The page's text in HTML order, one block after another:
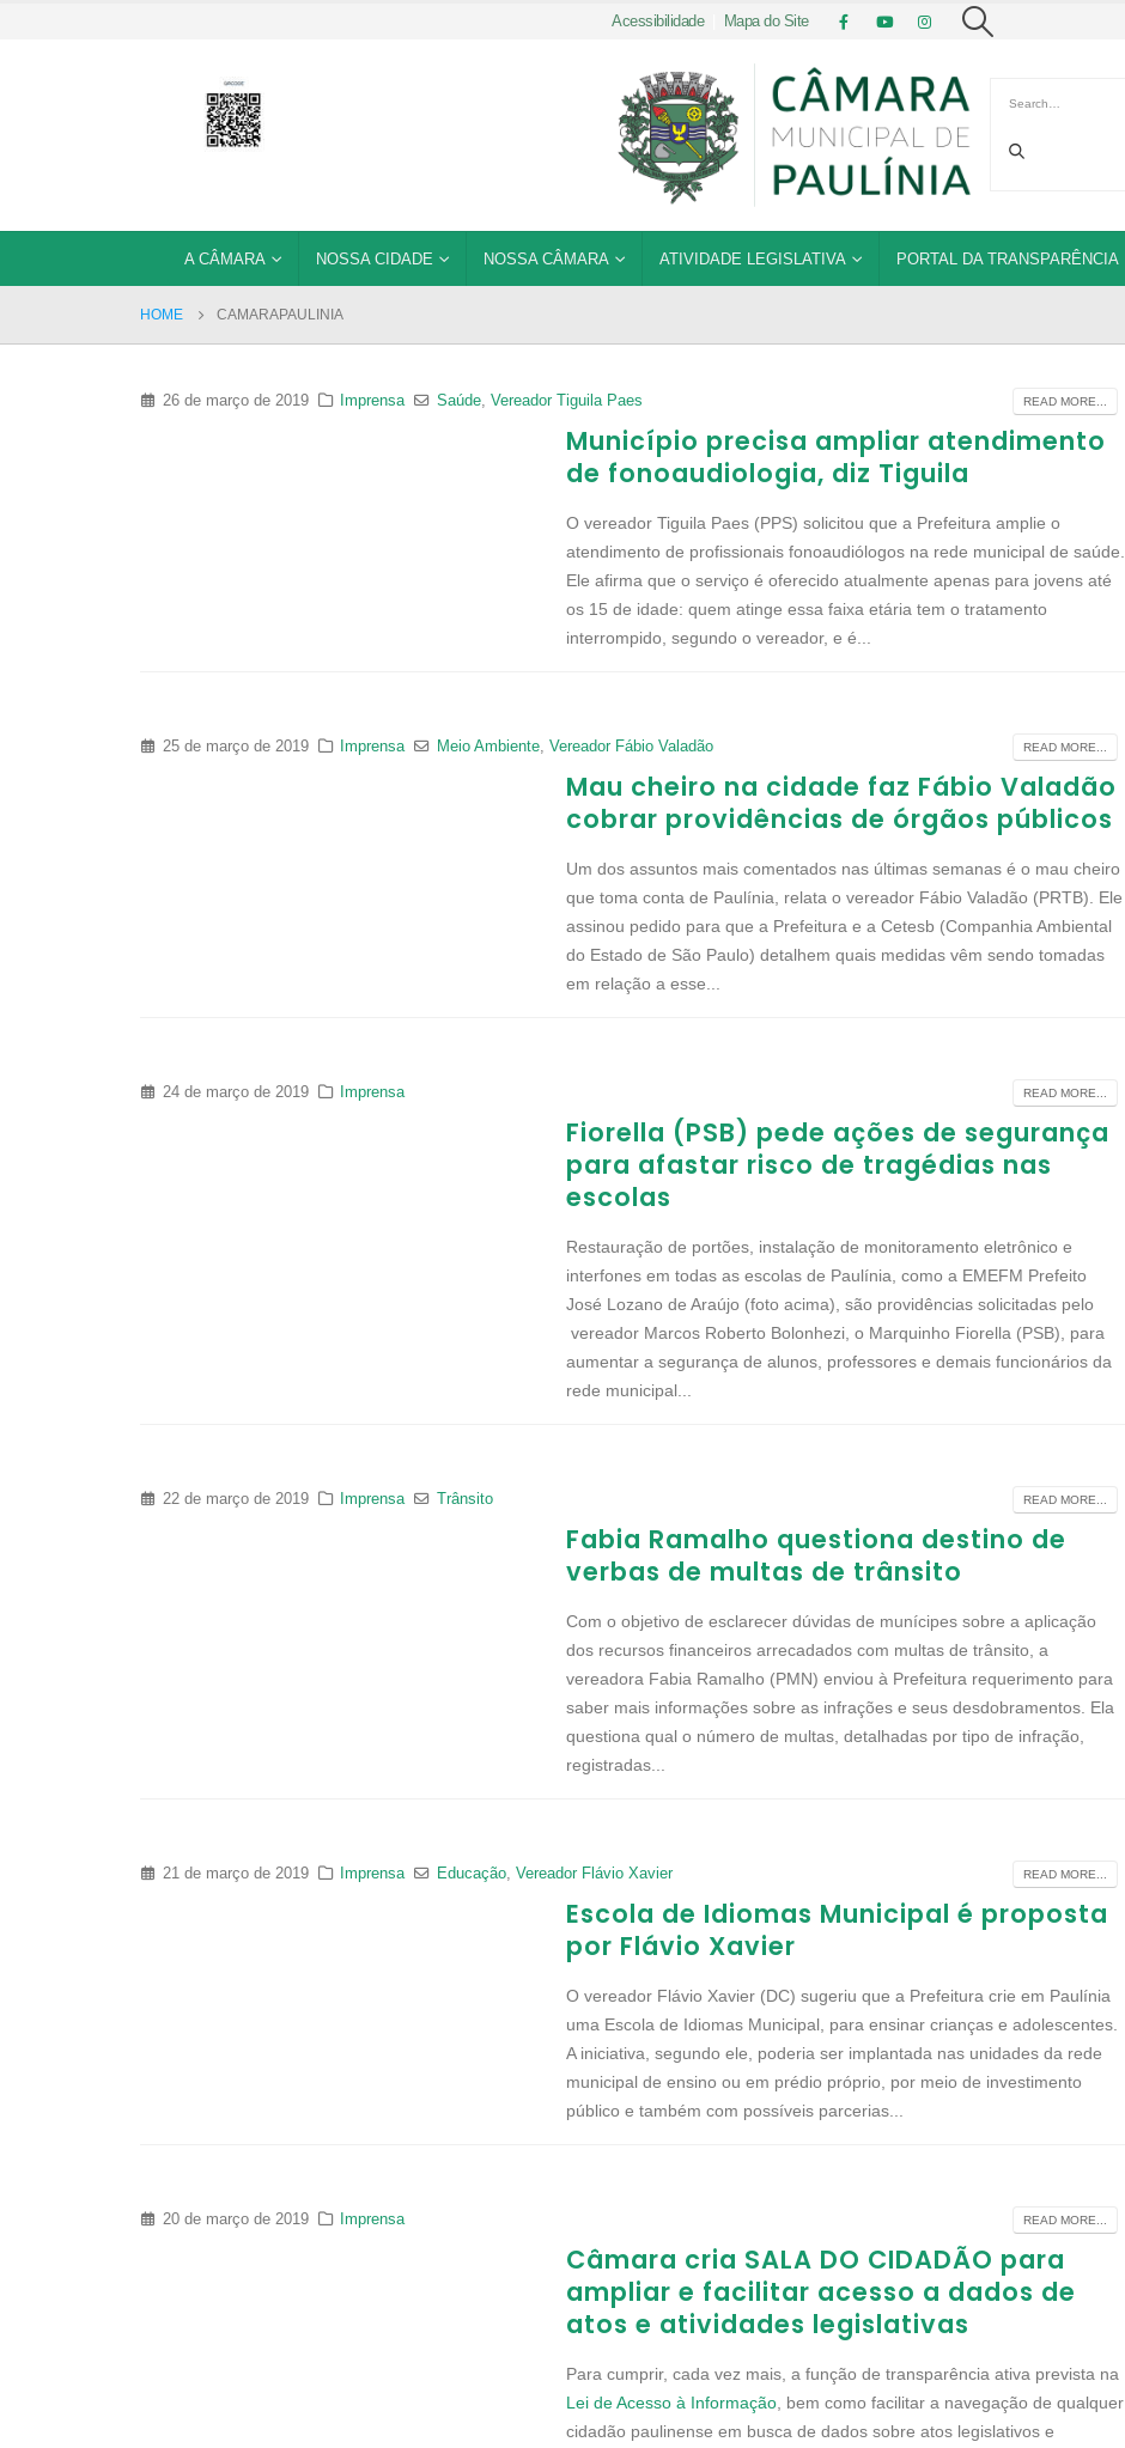
Acessibilidade| Mapa do Site
A CÂMARA NOSSA CIDADE NOSSA CÂMARA ATIVIDADE LEGISLATIVA PORTAL DA TRANSPARÊNCIA
HOME CAMARAPAULINIA
26 de março de 2019 Imprensa Saúde, Vereador Tiguila Paes READ MORE...
Município precisa ampliar atendimento
de fonoaudiologia, diz Tiguila
O vereador Tiguila Paes (PPS) solicitou que a Prefeitura amplie o
atendimento de profissionais fonoaudiólogos na rede municipal de saúde.
Ele afirma que o serviço é oferecido atualmente apenas para jovens até
os 15 de idade: quem atinge essa faixa etária tem o tratamento
interrompido, segundo o vereador, e é...
25 de março de 2019 Imprensa Meio Ambiente, Vereador Fábio Valadão READ MORE...
Mau cheiro na cidade faz Fábio Valadão
cobrar providências de órgãos públicos
Um dos assuntos mais comentados nas últimas semanas é o mau cheiro
que toma conta de Paulínia, relata o vereador Fábio Valadão (PRTB). Ele
assinou pedido para que a Prefeitura e a Cetesb (Companhia Ambiental
do Estado de São Paulo) detalhem quais medidas vêm sendo tomadas
em relação a esse...
24 de março de 2019 Imprensa READ MORE...
Fiorella (PSB) pede ações de segurança
para afastar risco de tragédias nas
escolas
Restauração de portões, instalação de monitoramento eletrônico e
interfones em todas as escolas de Paulínia, como a EMEFM Prefeito
José Lozano de Araújo (foto acima), são providências solicitadas pelo
vereador Marcos Roberto Bolonhezi, o Marquinho Fiorella (PSB), para
aumentar a segurança de alunos, professores e demais funcionários da
rede municipal...
22 de março de 2019 Imprensa Trânsito READ MORE...
Fabia Ramalho questiona destino de
verbas de multas de trânsito
Com o objetivo de esclarecer dúvidas de munícipes sobre a aplicação
dos recursos financeiros arrecadados com multas de trânsito, a
vereadora Fabia Ramalho (PMN) enviou à Prefeitura requerimento para
saber mais informações sobre as infrações e seus desdobramentos. Ela
questiona qual o número de multas, detalhadas por tipo de infração,
registradas...
21 de março de 2019 Imprensa Educação, Vereador Flávio Xavier READ MORE...
Escola de Idiomas Municipal é proposta
por Flávio Xavier
O vereador Flávio Xavier (DC) sugeriu que a Prefeitura crie em Paulínia
uma Escola de Idiomas Municipal, para ensinar crianças e adolescentes.
A iniciativa, segundo ele, poderia ser implantada nas unidades da rede
municipal de ensino ou em prédio próprio, por meio de investimento
público e também com possíveis parcerias...
20 de março de 2019 Imprensa READ MORE...
Câmara cria SALA DO CIDADÃO para
ampliar e facilitar acesso a dados de
atos e atividades legislativas
Para cumprir, cada vez mais, a função de transparência ativa prevista na
Lei de Acesso à Informação , bem como facilitar a navegação de qualquer
cidadão paulinense em busca de dados sobre atos legislativos e